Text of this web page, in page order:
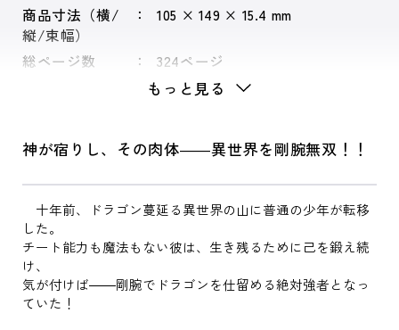
商品寸法（横/
縦/束幅）
105 × 149 × 15.4 mm
総ページ数 324ページ
もっと見る
神が宿りし、その肉体――異世界を剛腕無双！！
十年前、ドラゴン蔓延る異世界の山に普通の少年が転移
した。
チート能力も魔法もない彼は、生き残るために己を鍛え続
け、
気が付けば――剛腕でドラゴンを仕留める絶対強者となっ
ていた！